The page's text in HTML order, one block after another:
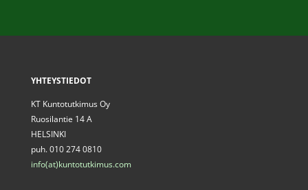
YHTEYSTIEDOT
KT Kuntotutkimus Oy
Ruosilantie 14 A
HELSINKI
puh. 010 274 0810
info(at)kuntotutkimus.com